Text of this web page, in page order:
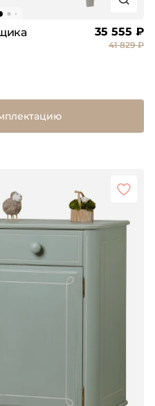
35 555 ₽
41 829 ₽